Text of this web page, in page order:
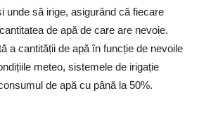
unde să irige, asigurând că fiecare
de apă de care are nevoie.
a cantității de apă în funcție de nevoile
meteo, sistemele de irigație
de apă cu până la 50%.